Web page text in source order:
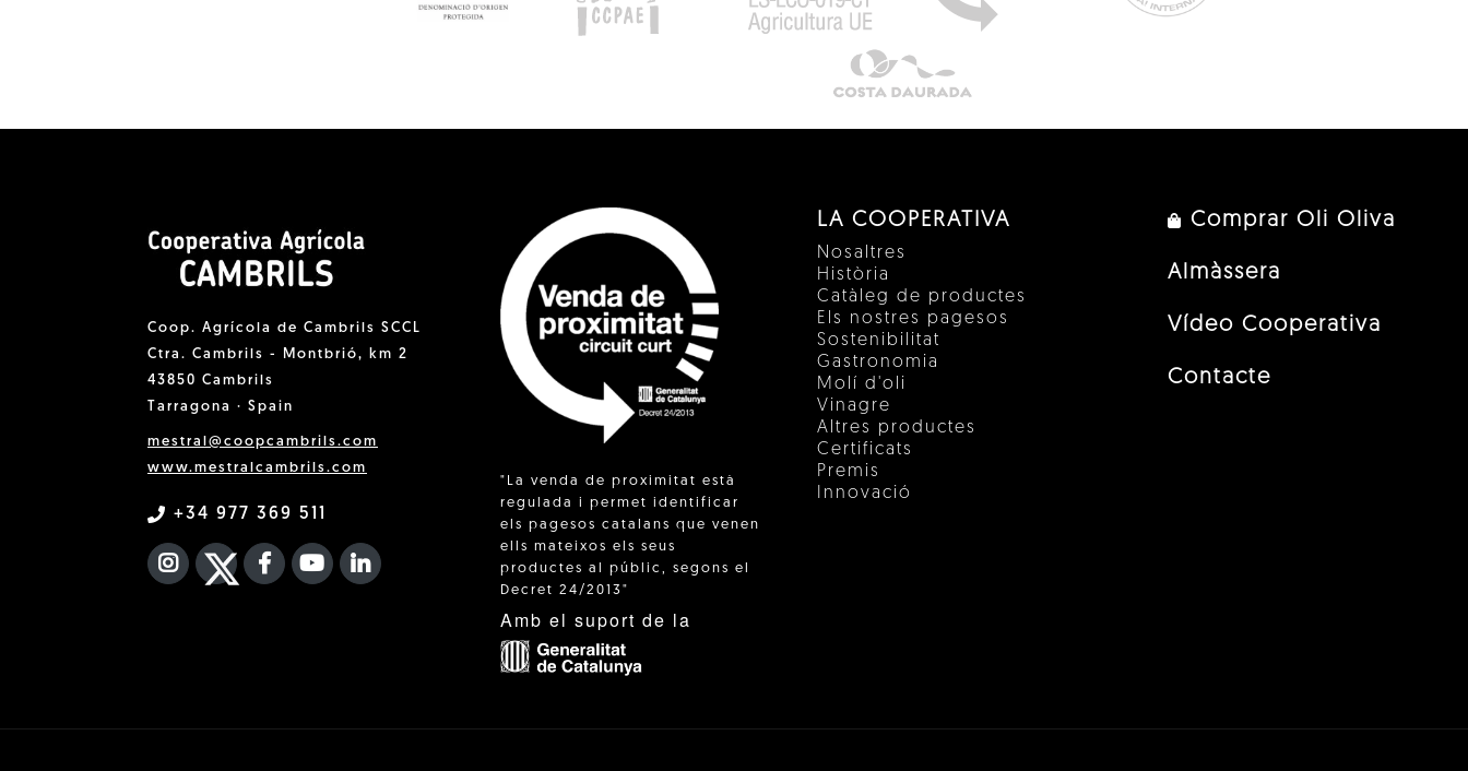
Coop. Agrícola de Cambrils SCCL
Ctra. Cambrils - Montbrió, km 2
43850 Cambrils
Tarragona · Spain
mestral@coopcambrils.com
www.mestralcambrils.com
+34 977 369 511
INSTAGRAM
TWITTER
FACEBOOK F
YOUTUBEFA LINKEDIN IN
"La venda de proximitat està
regulada i permet identificar
els pagesos catalans que venen
ells mateixos els seus
productes al públic, segons el
Decret 24/2013"
Amb el suport de la
LA COOPERATIVA
Nosaltres
Història
Catàleg de productes
Els nostres pagesos
Sostenibilitat
Gastronomia
Molí d'oli
Vinagre
Altres productes
Certificats
Premis
Innovació
Comprar Oli Oliva
Almàssera
Vídeo Cooperativa
Contacte